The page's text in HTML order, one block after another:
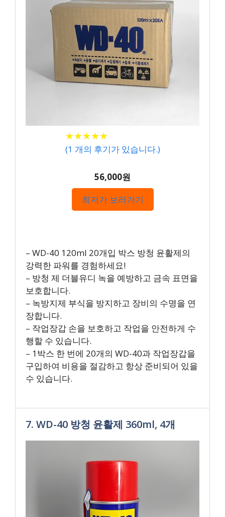
★★★★★
★★★★★
(1 개의 후기가 있습니다.)
56,000원
최저가 보러가기
– WD-40 120ml 20개입 박스 방청 윤활제의
강력한 파워를 경험하세요!
– 방청 제 더블유디 녹을 예방하고 금속 표면을
보호합니다.
– 녹방지제 부식을 방지하고 장비의 수명을 연
장합니다.
– 작업장갑 손을 보호하고 작업을 안전하게 수
행할 수 있습니다.
– 1박스 한 번에 20개의 WD-40과 작업장갑을
구입하여 비용을 절감하고 항상 준비되어 있을
수 있습니다.
7. WD-40 방청 윤활제 360ml, 4개